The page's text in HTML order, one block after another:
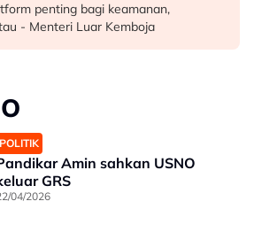
kukuh kerjasama pertahanan, bina
- Mohamed Khaled
amaran terhadap usaha Israel
Palestin diduduki
penting bagi keamanan,
- Menteri Luar Kemboja
POLITIK
Amin sahkan USNO
GRS
04/2026